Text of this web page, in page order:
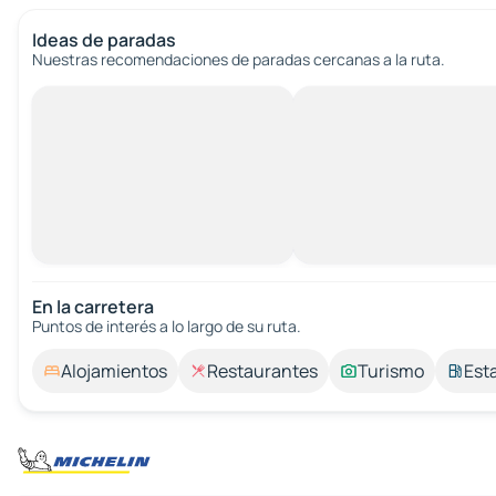
Ideas de paradas
Nuestras recomendaciones de paradas cercanas a la ruta.
En la carretera
Puntos de interés a lo largo de su ruta.
Alojamientos Restaurantes Turismo